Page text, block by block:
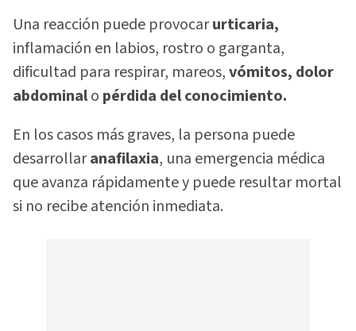
Una reacción puede provocarurticaria,
inflamación en labios, rostro o garganta,
dificultad para respirar, mareos,vómitos, dolor
abdominalo pérdida del conocimiento.
En los casos más graves, la persona puede
desarrollaranafilaxia, una emergencia médica
que avanza rápidamente y puede resultar mortal
si no recibe atención inmediata.